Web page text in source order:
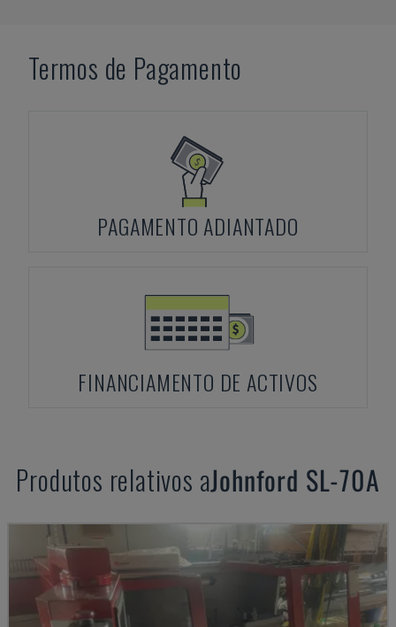
Termos de Pagamento
PAGAMENTO ADIANTADO
FINANCIAMENTO DE ACTIVOS
Produtos relativos aJohnford SL-70A